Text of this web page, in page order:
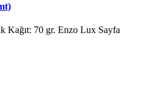
Kağıt: 70 gr. Enzo Lux Sayfa